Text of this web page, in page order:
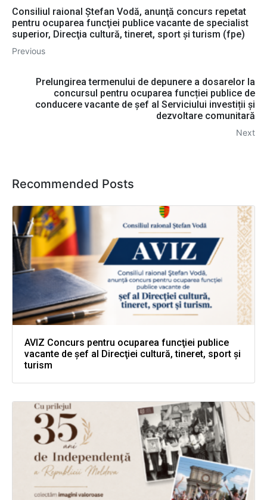
Consiliul raional Ştefan Vodă, anunţă concurs repetat
pentru ocuparea funcţiei publice vacante de specialist
superior, Direcţia cultură, tineret, sport şi turism (fpe)
Previous
Prelungirea termenului de depunere a dosarelor la
concursul pentru ocuparea funcției publice de
conducere vacante de șef al Serviciului investiții și
dezvoltare comunitară
Next
Recommended Posts
AVIZ Concurs pentru ocuparea funcţiei publice
vacante de şef al Direcţiei cultură, tineret, sport şi
turism